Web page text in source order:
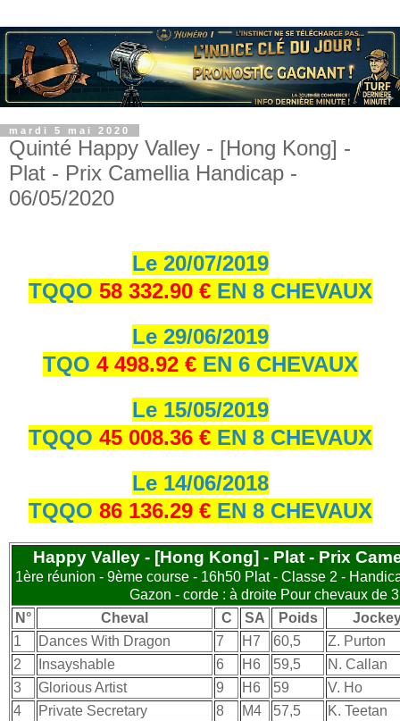
mardi 5 mai 2020
Quinté Happy Valley - [Hong Kong] -
Plat - Prix Camellia Handicap -
06/05/2020
Le 20/07/2019
TQQO 58 332.90 €EN 8 CHEVAUX
Le 29/06/2019
TQO 4 498.92 €EN 6 CHEVAUX
Le 15/05/2019
TQQO 45 008.36 €EN 8 CHEVAUX
Le 14/06/2018
TQQO 86 136.29 €EN 8 CHEVAUX
Happy Valley - [Hong Kong] - Plat - Prix
1ère réunion - 9ème course - 16h50 Plat - Classe 2 -
Gazon - corde : à droite Pour chevaux de
N°
Cheval C SA Poids
1
Dances With Dragon 7 H7 60,5
Z. Purton
2
Insayshable 6 H6 59,5
N. Callan
3
Glorious Artist 9 H6 59
V. Ho
4
Private Secretary 8 M4 57,5
K. Teetan